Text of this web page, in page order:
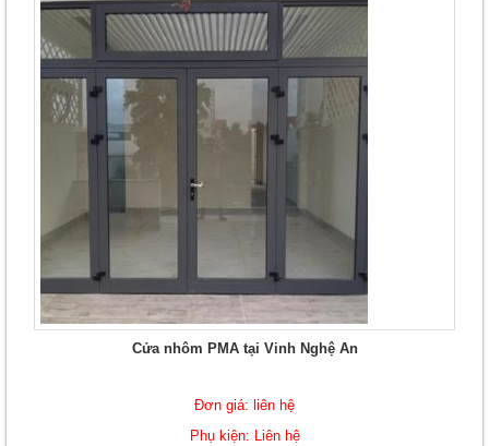
Cửa nhôm PMA tại Vinh Nghệ An
Đơn giá: liên hệ
Phụ kiện: Liên hệ